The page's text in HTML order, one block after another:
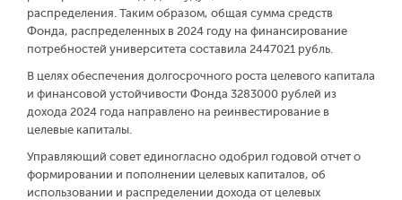
распределения. Таким образом, общая сумма средств
Фонда, распределенных в 2024 году на финансирование
потребностей университета составила 2 447 021 рубль.
В целях обеспечения долгосрочного роста целевого капитала
и финансовой устойчивости Фонда 3 283 000 рублей из
дохода 2024 года направлено на реинвестирование в
целевые капиталы.
Управляющий совет единогласно одобрил годовой отчет о
формировании и пополнении целевых капиталов, об
использовании и распределении дохода от целевых